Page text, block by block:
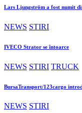
Lars Ljungström a fost numit
NEWS STIRI
IVECO Strator se întoarce
NEWS STIRI TRUCK
BursaTransport/123cargo
NEWS STIRI